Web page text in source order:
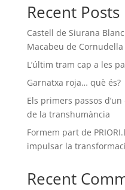
Recent Posts
Castell de Siurana
Macabeu de
L’últim tram cap a les
Garnatxa roja… què és?
Els primers passos
de la transhumància
Formem part de
impulsar la
Recent